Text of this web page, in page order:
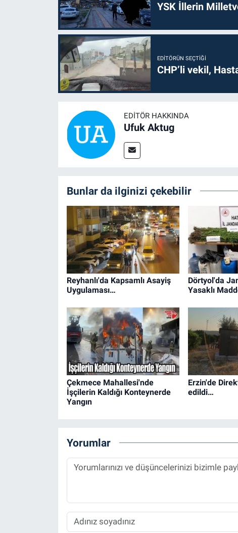
YSK İllerin
EDITÖRÜN SEÇTIĞI
CHP’li vekil,
EDITÖR HAKKINDA
Ufuk Aktug
Bunlar da ilginizi çekebilir
Reyhanlı'da Kapsamlı Asayiş
Uygulaması…
Dörtyol'da
Yasaklı
Çekmece Mahallesi'nde
İşçilerin Kaldığı Konteynerde
Yangın
Erzin'de
edildi…
Yorumlar